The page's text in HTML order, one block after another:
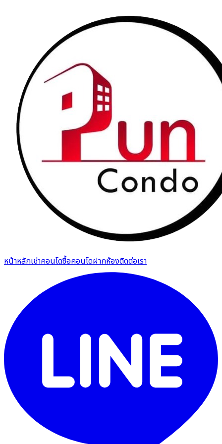
หน้าหลักเช่าคอนโดซื้อคอนโดฝากห้องติดต่อเรา